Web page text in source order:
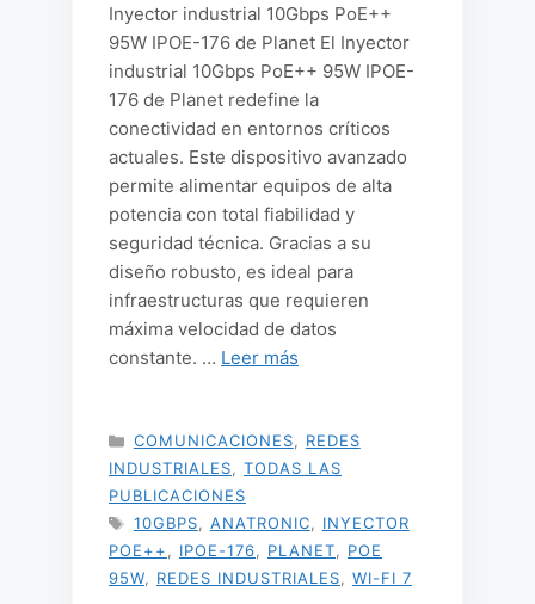
Inyector industrial 10Gbps PoE++
95W IPOE-176 de Planet El Inyector
industrial 10Gbps PoE++ 95W IPOE-
176 de Planet redefine la
conectividad en entornos críticos
actuales. Este dispositivo avanzado
permite alimentar equipos de alta
potencia con total fiabilidad y
seguridad técnica. Gracias a su
diseño robusto, es ideal para
infraestructuras que requieren
máxima velocidad de datos
constante. … Leer más
CATEGORÍAS
COMUNICACIONES
REDES
INDUSTRIALES
TODAS LAS
PUBLICACIONES
ETIQUETAS
10GBPS ANATRONIC
INYECTOR
POE++
IPOE-176 PLANET
POE
95W
REDES INDUSTRIALES WI-FI 7